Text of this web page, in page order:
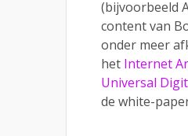
(bijvoorbeeld
content van
onder meer
het Internet
Universal
de white-